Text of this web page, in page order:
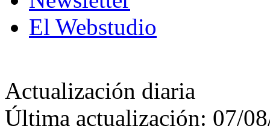
El Webstudio
Actualización diaria
Última actualización: 07/